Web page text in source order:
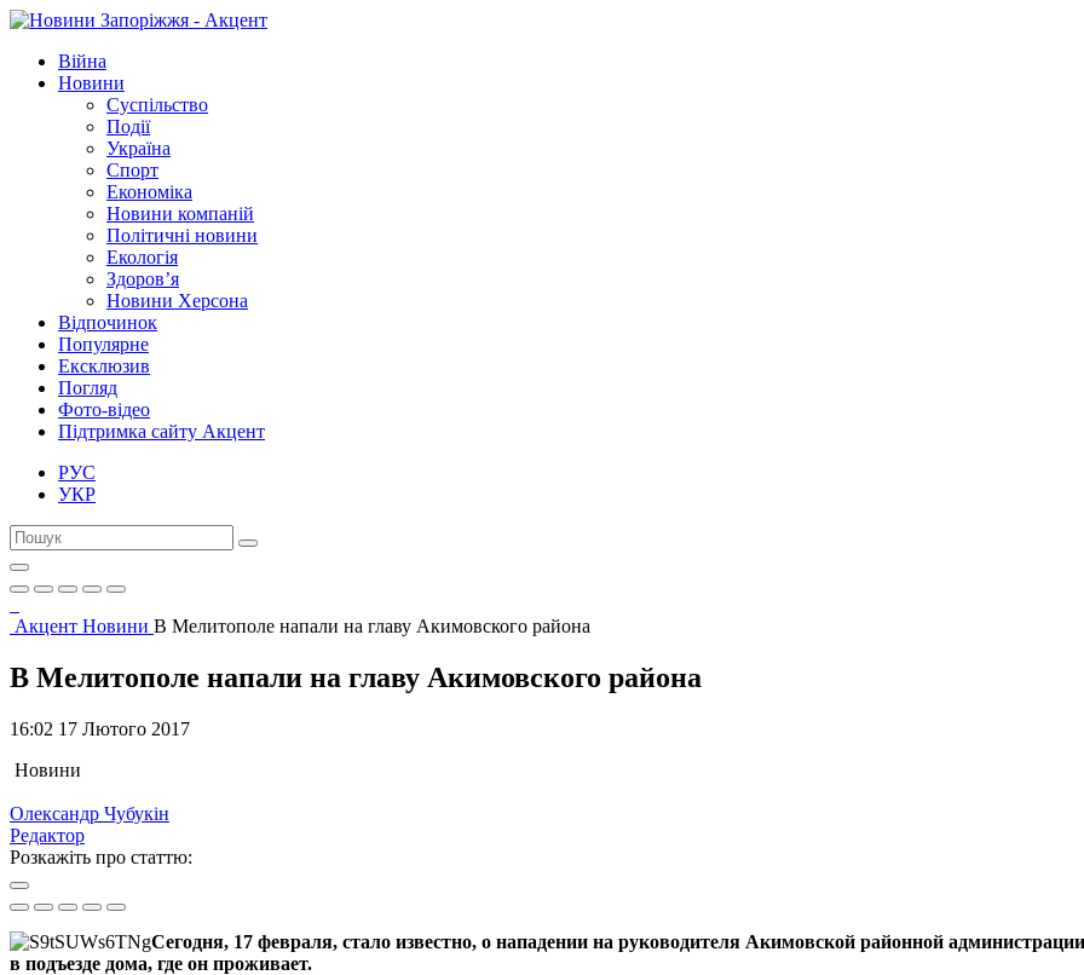
Війна
Новини
Суспільство
Події
Україна
Спорт
Економіка
Новини компаній
Політичні новини
Екологія
Здоров’я
Новини Херсона
Відпочинок
Популярне
Ексклюзив
Погляд
Фото-відео
Підтримка сайту Акцент
РУС
УКР
Акцент Новини В Мелитополе напали на главу Акимовского района
В Мелитополе напали на главу Акимовского района
16:02 17 Лютого 2017
Новини
Олександр Чубукін
Редактор
Розкажіть про статтю:
Сегодня, 17 февраля, стало известно, о нападении на руководителя Акимовской районной
в подъезде дома, где он проживает.